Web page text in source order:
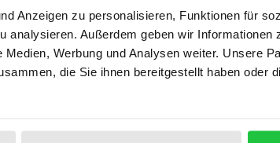
Anzeigen zu personalisieren, Funktionen für
analysieren. Außerdem geben wir Informationen
Werbung und Analysen weiter. Unsere
die Sie ihnen bereitgestellt haben oder
Bibliographical data
der hohen Arbeitslosigkeit